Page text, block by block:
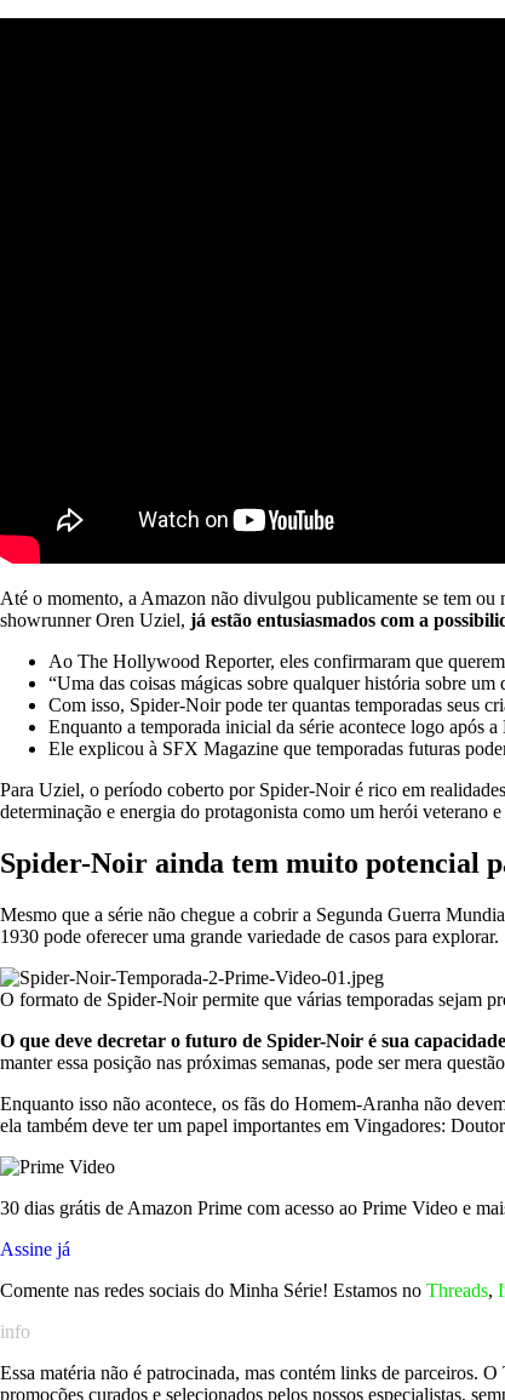
Até o momento, a Amazon não divulgou publicamente se tem
showrunner Oren Uziel, já estão entusiasmados com a
Ao The Hollywood Reporter, eles confirmaram que
“Uma das coisas mágicas sobre qualquer história sobre
Com isso, Spider-Noir pode ter quantas temporadas seus
Enquanto a temporada inicial da série acontece logo após
Ele explicou à SFX Magazine que temporadas futuras
Para Uziel, o período coberto por Spider-Noir é rico em
determinação e energia do protagonista como um herói veterano
Spider-Noir ainda tem muito potencial
Mesmo que a série não chegue a cobrir a Segunda Guerra
1930 pode oferecer uma grande variedade de casos para explorar.
O formato de Spider-Noir permite que várias temporadas sejam
O que deve decretar o futuro de Spider-Noir é sua
manter essa posição nas próximas semanas, pode ser mera
Enquanto isso não acontece, os fãs do Homem-Aranha não
ela também deve ter um papel importantes em Vingadores:
30 dias grátis de Amazon Prime com acesso ao Prime Video e
Assine já
Comente nas redes sociais do Minha Série! Estamos no Threads,
info
Essa matéria não é patrocinada, mas contém links de parceiros.
promoções curados e selecionados pelos nossos especialistas,